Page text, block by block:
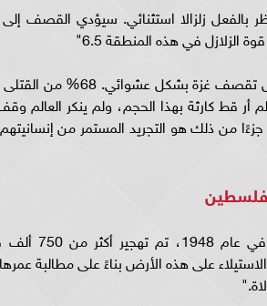
بالفعل زلزالا استثنائي. سيؤدي القصف
الزلازل في هذه المنطقة 6.5"
وقال فرانك هوجربيتس:
لم أر قط كارثة بهذا الحجم، ولم ينكر
فلسطين
وتابع